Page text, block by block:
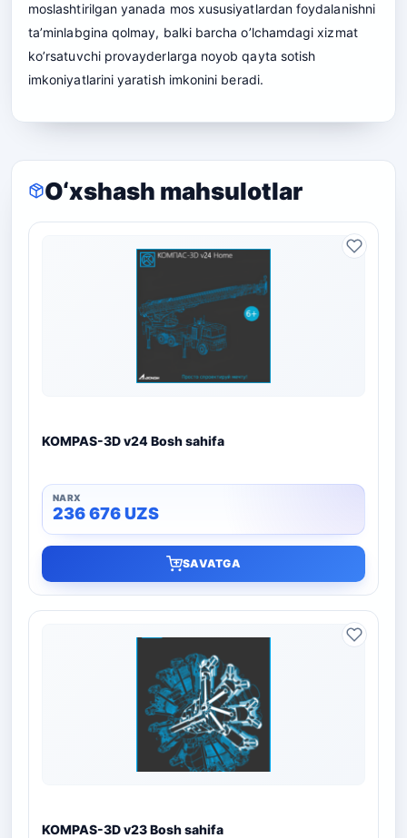
moslashtirilgan yanada mos xususiyatlardan foydalanishni
ta’minlabgina qolmay, balki barcha o’lchamdagi xizmat
ko’rsatuvchi provayderlarga noyob qayta sotish
imkoniyatlarini yaratish imkonini beradi.
O‘xshash mahsulotlar
KOMPAS-3D v24 Bosh sahifa
236 676UZS
SAVATGA
KOMPAS-3D v23 Bosh sahifa